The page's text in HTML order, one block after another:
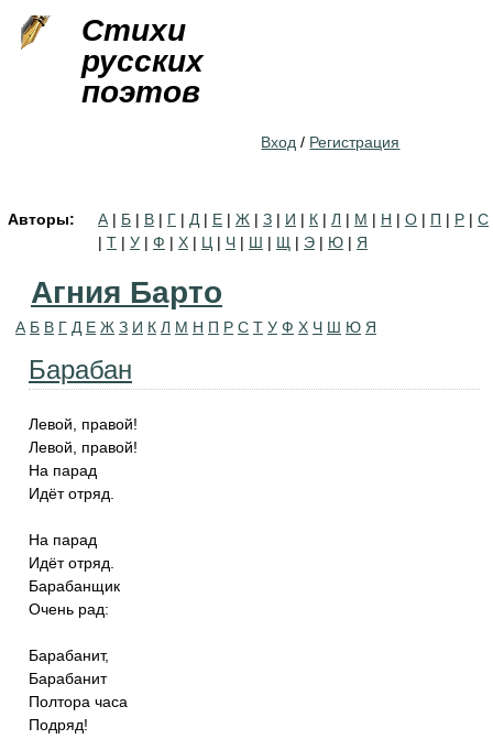
Стихи
русских
поэтов
Вход / Регистрация
Авторы: А | Б | В | Г | Д | Е | Ж | З | И | К | Л | М | Н | О | П | Р | С
| Т | У | Ф | Х | Ц | Ч | Ш | Щ | Э | Ю | Я
Агния Барто
А Б В Г Д Е Ж З И К Л М Н П Р С Т У Ф Х Ч Ш Ю Я
Барабан
Левой, правой!
Левой, правой!
На парад
Идёт отряд.
На парад
Идёт отряд.
Барабанщик
Очень рад:
Барабанит,
Барабанит
Полтора часа
Подряд!